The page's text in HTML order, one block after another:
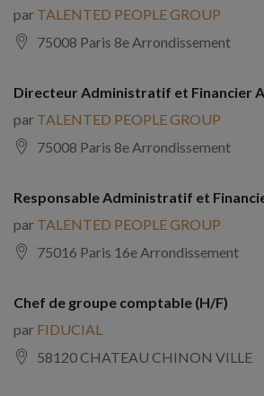
par TALENTED PEOPLE GROUP
75008 Paris 8e Arrondissement
Directeur Administratif et Financier
par TALENTED PEOPLE GROUP
75008 Paris 8e Arrondissement
Responsable Administratif et
par TALENTED PEOPLE GROUP
75016 Paris 16e Arrondissement
Chef de groupe comptable (H/F)
par FIDUCIAL
58120 CHATEAU CHINON VILLE